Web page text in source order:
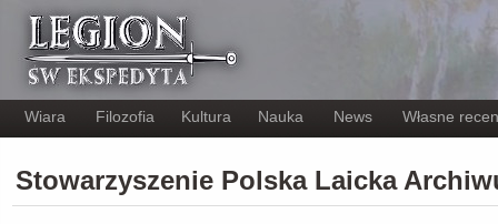
Wiara Filozofia Kultura Nauka News Własne
Stowarzyszenie Polska Laicka